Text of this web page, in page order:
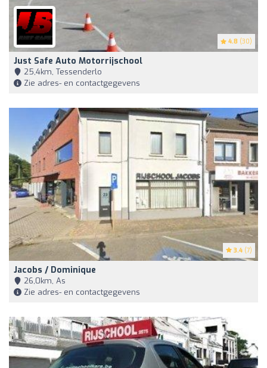
4.8 (30)
Just Safe Auto Motorrijschool
25,4km, Tessenderlo
Zie adres- en contactgegevens
3.4 (7)
Jacobs / Dominique
26,0km, As
Zie adres- en contactgegevens